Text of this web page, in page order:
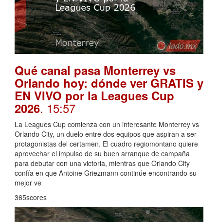
Qué canal pasa Monterrey vs
Orlando hoy: dónde ver GRATIS y
EN VIVO por la Leagues Cup
2026. 15:57
La Leagues Cup comienza con un interesante Monterrey vs
Orlando City, un duelo entre dos equipos que aspiran a ser
protagonistas del certamen. El cuadro regiomontano quiere
aprovechar el impulso de su buen arranque de campaña
para debutar con una victoria, mientras que Orlando City
confía en que Antoine Griezmann continúe encontrando su
mejor ve
365scores